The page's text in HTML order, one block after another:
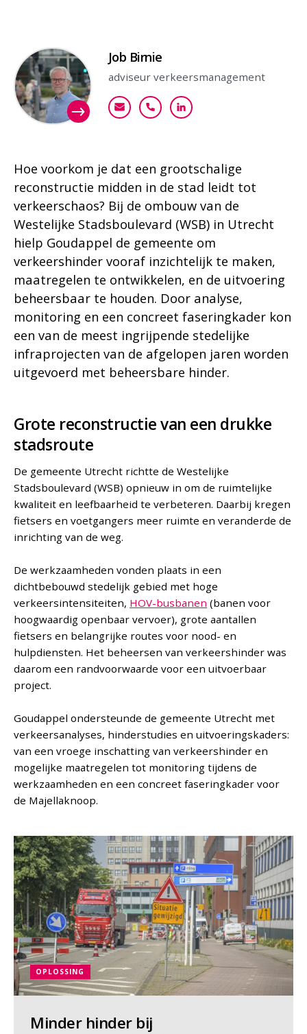
Hoe voorkom je dat een grootschalige
reconstructie midden in de stad leidt tot
verkeerschaos? Bij de ombouw van de
Westelijke Stadsboulevard (WSB) in Utrecht
hielp Goudappel de gemeente om
verkeershinder vooraf inzichtelijk te maken,
maatregelen te ontwikkelen, en de uitvoering
beheersbaar te houden. Door analyse,
monitoring en een concreet faseringkader kon
een van de meest ingrijpende stedelijke
infraprojecten van de afgelopen jaren worden
uitgevoerd met beheersbare hinder.
ContactpersoonJob Birnie
adviseur verkeersmanagement
jbirnie@goudappel.nl
+31 (0)6 51 83 65 39
Bekijk mijn profiel
Grote reconstructie van een drukke
stadsroute
De gemeente Utrecht richtte de Westelijke
Stadsboulevard (WSB) opnieuw in om de ruimtelijke
kwaliteit en leefbaarheid te verbeteren. Daarbij kregen
fietsers en voetgangers meer ruimte en veranderde de
inrichting van de weg.
De werkzaamheden vonden plaats in een
dichtbebouwd stedelijk gebied met hoge
verkeersintensiteiten, HOV-busbanen (banen voor
hoogwaardig openbaar vervoer), grote aantallen
fietsers en belangrijke routes voor nood- en
hulpdiensten. Het beheersen van verkeershinder was
daarom een randvoorwaarde voor een uitvoerbaar
project.
Goudappel ondersteunde de gemeente Utrecht met
verkeersanalyses, hinderstudies en uitvoeringskaders:
van een vroege inschatting van verkeershinder en
mogelijke maatregelen tot monitoring tijdens de
werkzaamheden en een concreet faseringkader voor
de Majellaknoop.
Minder hinder bij
OPLOSSING